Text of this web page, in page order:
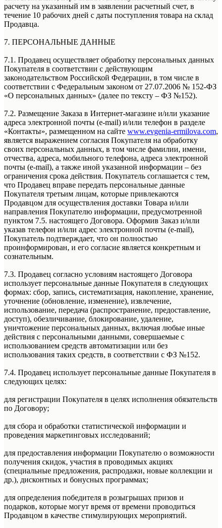
расчету на указанный им в заявлении расчетный счет, в
течение 10 рабочих дней с даты поступления товара на склад
Продавца.
7. ПЕРСОНАЛЬНЫЕ ДАННЫЕ
7.1. Продавец осуществляет обработку персональных данных
Покупателя в соответствии с действующим
законодательством Российской Федерации, в том числе в
соответствии с Федеральным законом от 27.07.2006 № 152-ФЗ
«О персональных данных» (далее по тексту – ФЗ №152).
7.2. Размещение Заказа в Интернет-магазине и/или указание
адреса электронной почты (e-mail) и/или телефон в разделе
«Контакты», размещенном на сайте www.evgenia-ermilova.com,
является выражением согласия Покупателя на обработку
своих персональных данных, в том числе фамилии, имени,
отчества, адреса, мобильного телефона, адреса электронной
почты (e-mail), а также иной указанной информации – без
ограничения срока действия. Покупатель соглашается с тем,
что Продавец вправе передать персональные данные
Покупателя третьим лицам, которые привлекаются
Продавцом для осуществления доставки Товара и/или
направления Покупателю информации, предусмотренной
пунктом 7.5. настоящего Договора. Оформив Заказ и/или
указав телефон и/или адрес электронной почты (e-mail),
Покупатель подтверждает, что он полностью
проинформирован, и его согласие является конкретным и
сознательным.
7.3. Продавец согласно условиям настоящего Договора
использует персональные данные Покупателя в следующих
формах: сбор, запись, систематизация, накопление, хранение,
уточнение (обновление, изменение), извлечение,
использование, передача (распространение, предоставление,
доступ), обезличивание, блокирование, удаление,
уничтожение персональных данных, включая любые иные
действия с персональными данными, совершаемые с
использованием средств автоматизации или без
использования таких средств, в соответствии с ФЗ №152.
7.4. Продавец использует персональные данные Покупателя в
следующих целях:
для регистрации Покупателя в целях исполнения обязательств
по Договору;
для сбора и обработки статистической информации и
проведения маркетинговых исследований;
для предоставления информации Покупателю о возможности
получения скидок, участия в проводимых акциях
(специальные предложения, распродажи, новые коллекции и
др.), дисконтных и бонусных программах;
для определения победителя в розыгрышах призов и
подарков, которые могут время от времени проводиться
Продавцом в качестве стимулирующих мероприятий.